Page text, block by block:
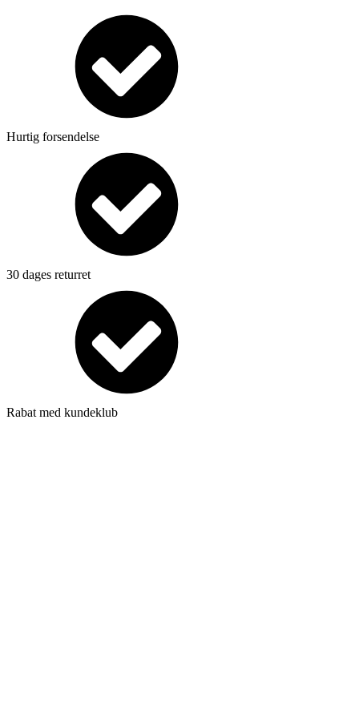
Hurtig forsendelse
30 dages returret
Rabat med kundeklub